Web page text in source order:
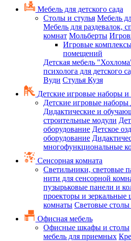
Мебель для детского сада
Столы и стулья Мебель
Мебель для раздевалок,
комнат Мольберты
Игровые
помещений
Детская мебель
психолога для детского
Вуди Стулья Кузя
Детские игровые наборы и
Детские игровые наборы
Дидактические и
строительные модули
оборудование Детское
оборудование
многофункциональные
Сенсорная комната
Светильники, световые
нити для сенсорной
пузырьковые панели и
проекторы и зеркальные
комнаты Световые
Офисная мебель
Офисные шкафы и столы
мебель для приемных